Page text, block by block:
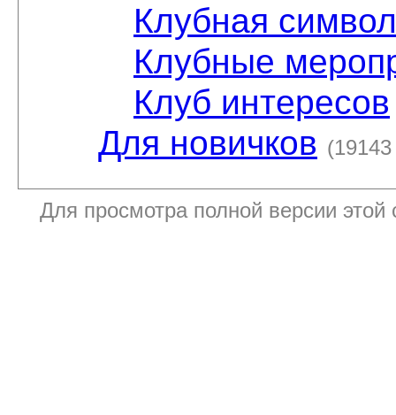
Клубная
Клубные
Клуб интересов
Для новичков
Для просмотра полной версии